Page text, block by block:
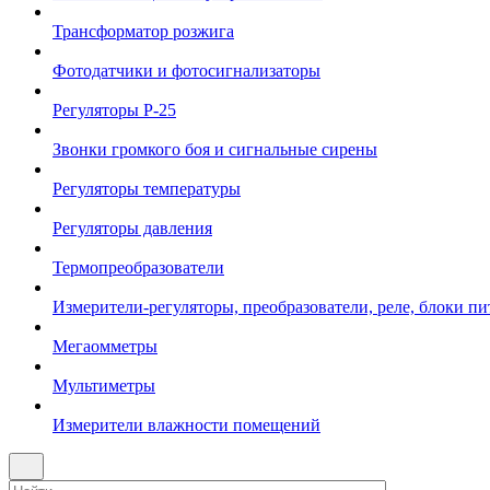
Трансформатор розжига
Фотодатчики и фотосигнализаторы
Регуляторы Р-25
Звонки громкого боя и сигнальные сирены
Регуляторы температуры
Регуляторы давления
Термопреобразователи
Измерители-регуляторы, преобразователи, реле, блоки
Мегаомметры
Мультиметры
Измерители влажности помещений